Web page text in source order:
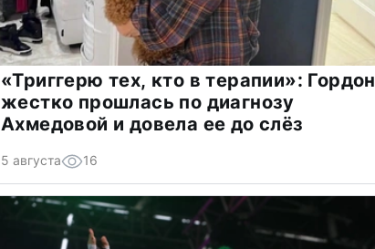
«Триггерю тех, кто в терапии»: Гордон
жестко прошлась по диагнозу
Ахмедовой и довела ее до слёз
5 августа 16